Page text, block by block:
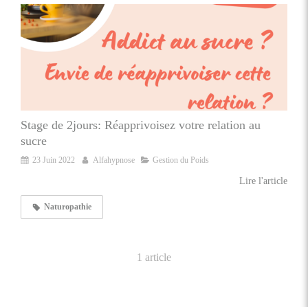
Stage de 2jours: Réapprivoisez votre relation au
sucre
23 Juin 2022 Alfahypnose Gestion du Poids
Lire l'article
Naturopathie
1 article